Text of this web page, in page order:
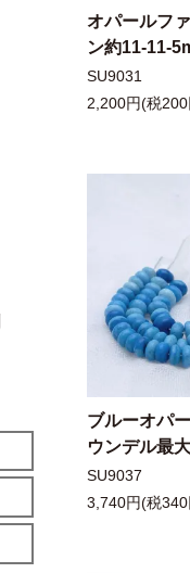
オパールフ
ン約11-11-
SU9031
2,200円(税200
ブルーオパ
ウンデル最
SU9037
3,740円(税340